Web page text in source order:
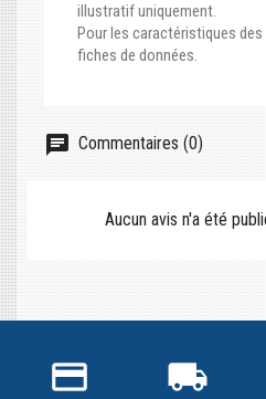
illustratif uniquement.
Pour les caractéristiques
fiches de données.
Commentaires (0)
Aucun avis n'a été
credit_card local_shipping